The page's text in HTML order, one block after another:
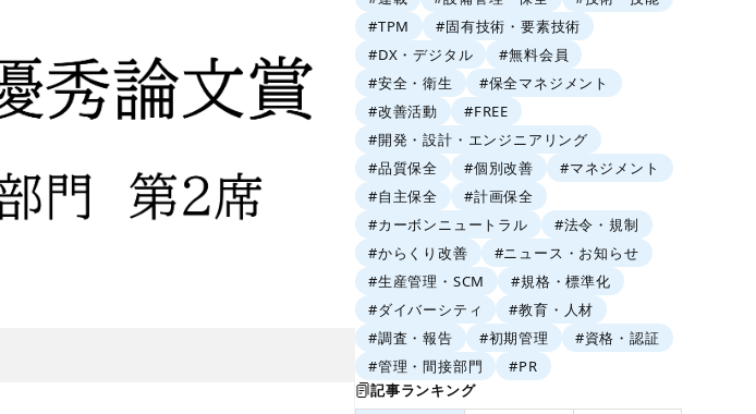
#TPM
#固有技術・要素技術
#DX・デジタル
#無料会員
#安全・衛生
#保全マネジメント
#改善活動
#FREE
#開発・設計・エンジニアリング
#品質保全
#個別改善
#マネジメント
#自主保全
#計画保全
#カーボンニュートラル
#法令・規制
#からくり改善
#ニュース・お知らせ
#生産管理・SCM
#規格・標準化
#ダイバーシティ
#教育・人材
#調査・報告
#初期管理
#資格・認証
#管理・間接部門
#PR
記事ランキング